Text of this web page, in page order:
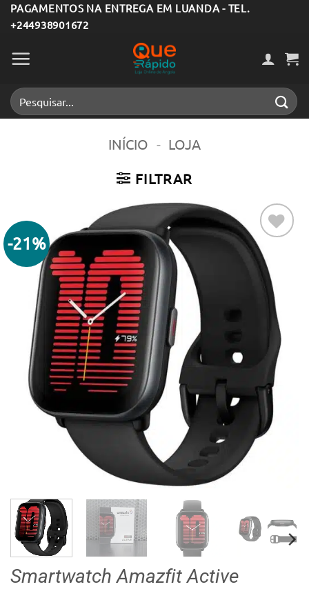
Skip
to
content
PAGAMENTOS NA ENTREGA EM LUANDA - TEL.
+244938901672
Pesquisar
por:
INÍCIO - LOJA
FILTRAR
-21%
Adicionar
aos meus
desejos
Smartwatch Amazfit Active